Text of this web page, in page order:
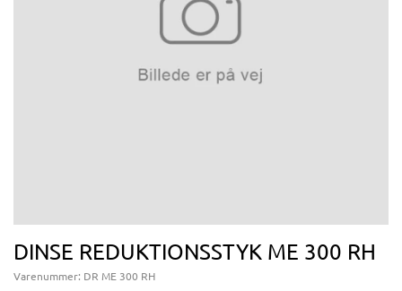
DINSE REDUKTIONSSTYK ME 300 RH
Varenummer: DR ME 300 RH